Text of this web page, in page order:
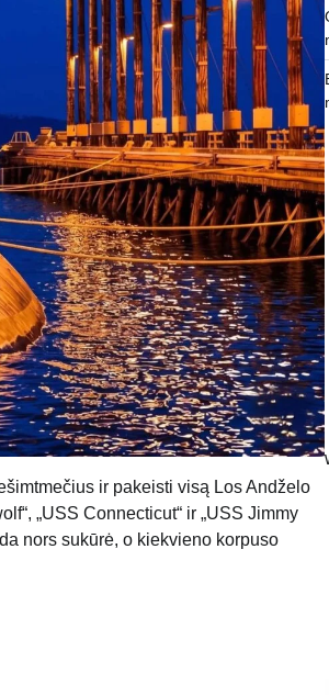
ir pakeisti visą Los Andželo
„USS Connecticut“ ir „USS Jimmy
nors sukūrė, o kiekvieno korpuso